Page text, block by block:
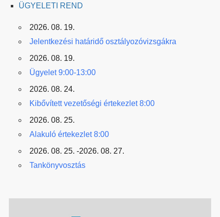
ÜGYELETI REND
2026. 08. 19.
Jelentkezési határidő osztályozóvizsgákra
2026. 08. 19.
Ügyelet 9:00-13:00
2026. 08. 24.
Kibővített vezetőségi értekezlet 8:00
2026. 08. 25.
Alakuló értekezlet 8:00
2026. 08. 25. -2026. 08. 27.
Tankönyvosztás